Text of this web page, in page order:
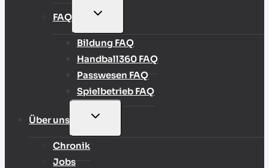
FAQ
UNTERMENÜ
Bildung FAQ
Handball360 FAQ
Passwesen FAQ
Spielbetrieb FAQ
Über uns
UNTERMENÜ
Chronik
Jobs